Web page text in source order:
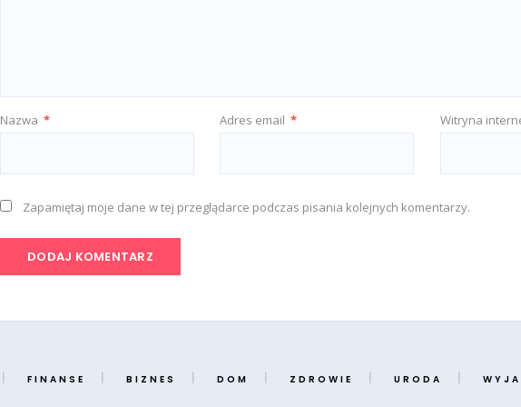
Nazwa * Adres email * Witryna
Zapamiętaj moje dane w tej przeglądarce podczas pisania kolejnych komentarzy.
FINANSE BIZNES DOM ZDROWIE URODA